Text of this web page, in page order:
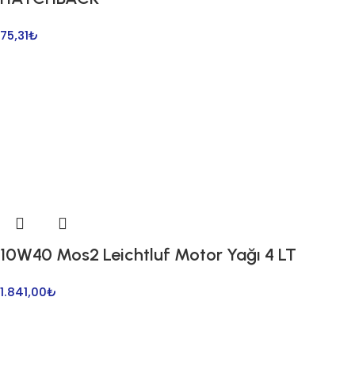
75,31₺
10W40 Mos2 Leichtluf Motor Yağı 4 LT
1.841,00₺